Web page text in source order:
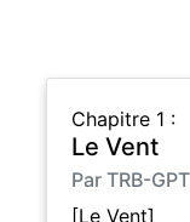
Chapitre 1 :
Le Vent
Par TRB-GPT
[Le Vent]